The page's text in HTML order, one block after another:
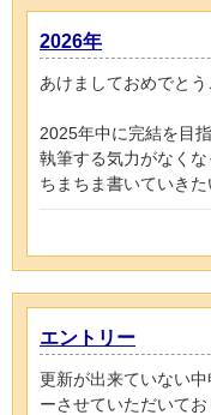
2026年
あけましておめでと
2025年中に完結を目
執筆する気力がなくな
ちまちま書いていきた
エントリー
更新が出来ていない
ーさせていただいて